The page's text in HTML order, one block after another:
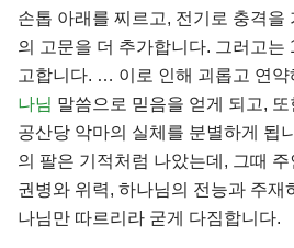
손톱 아래를 찌르고, 전기로 충격을
의 고문을 더 추가합니다. 그러고는
고합니다. … 이로 인해 괴롭고 연약
나님 말씀으로 믿음을 얻게 되고,
공산당 악마의 실체를 분별하게 됩
의 팔은 기적처럼 나았는데, 그때
권병와 위력, 하나님의 전능과 주재
나님만 따르리라 굳게 다짐합니다.